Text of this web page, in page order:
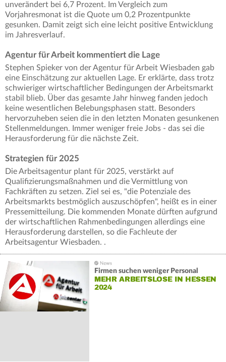
unverändert bei 6,7 Prozent. Im Vergleich zum
Vorjahresmonat ist die Quote um 0,2 Prozentpunkte
gesunken. Damit zeigt sich eine leicht positive Entwicklung
im Jahresverlauf.
Agentur für Arbeit kommentiert die Lage
Stephen Spieker von der Agentur für Arbeit Wiesbaden gab
eine Einschätzung zur aktuellen Lage. Er erklärte, dass trotz
schwieriger wirtschaftlicher Bedingungen der Arbeitsmarkt
stabil blieb. Über das gesamte Jahr hinweg fanden jedoch
keine wesentlichen Belebungsphasen statt. Besonders
hervorzuheben seien die in den letzten Monaten gesunkenen
Stellenmeldungen. Immer weniger freie Jobs - das sei die
Herausforderung für die nächste Zeit.
Strategien für 2025
Die Arbeitsagentur plant für 2025, verstärkt auf
Qualifizierungsmaßnahmen und die Vermittlung von
Fachkräften zu setzen. Ziel sei es, "die Potenziale des
Arbeitsmarkts bestmöglich auszuschöpfen", heißt es in einer
Pressemitteilung. Die kommenden Monate dürften aufgrund
der wirtschaftlichen Rahmenbedingungen allerdings eine
Herausforderung darstellen, so die Fachleute der
Arbeitsagentur Wiesbaden. .
Firmen suchen weniger Personal
MEHR ARBEITSLOSE IN HESSEN
2024